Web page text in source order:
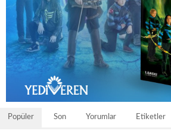
Popüler Son Yorumlar Etiketler